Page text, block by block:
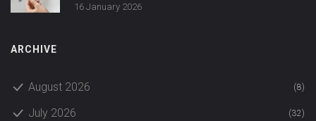
16 January 2026
ARCHIVE
August 2026 (8)
July 2026 (32)